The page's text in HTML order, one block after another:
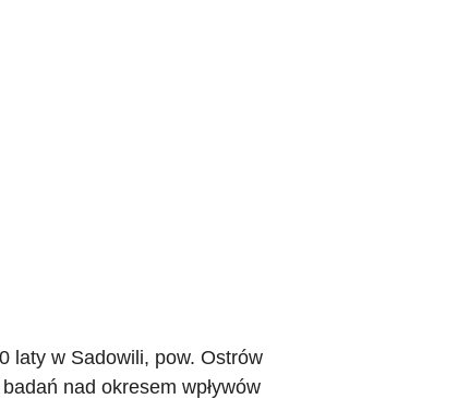
laty w Sadowili, pow. Ostrów
nad okresem wpływów